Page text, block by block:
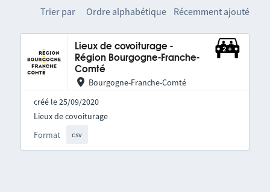
Trier par Ordre alphabétique Récemment ajouté
Lieux de covoiturage -
Région Bourgogne-Franche-
Comté
Bourgogne-Franche-Comté
créé le 25/09/2020
Format csv
Lieux de covoiturage